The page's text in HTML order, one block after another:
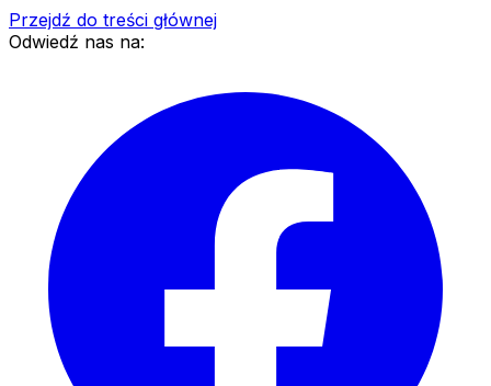
Przejdź do treści głównej
Odwiedź nas na: